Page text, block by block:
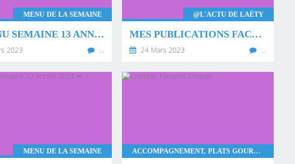
MENU DE LA SEMAINE
✏ MENU SEMAINE 13 ANNÉE 2023 ✏
2023 …
@L'ACTU DE LAËTY
MES PUBLICATIONS FACEBOOK DE FÉVRIER 2023 🌤
24 Mars 2023 …
MENU DE LA SEMAINE ACCOMPAGNEMENT, PLATS GOURMANDS, TUPPERWARE